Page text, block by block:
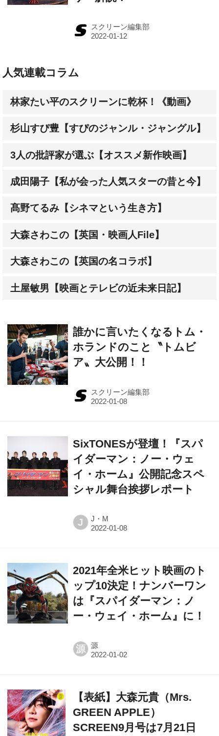
スクリーン編集部
人気連載コラム
林家たい平のスクリーンに乾杯！《動画》
杉山すぴ豊【すぴのジャンル・ジャングル】
3人の批評家が選ぶ【オススメ新作映画】
成田陽子【私が会った人気スターの昔と今】
髙野てるみ【シネマという生き方】
大森さわこの【英国・映画人File】
大森さわこの【英国の名コラボ】
土屋敏男【映画とテレビの近未来日記】
誰かに言いたくなるトム・
ホランドのこと〝トムビ
ア〟大公開！！
スクリーン編集部
SixTONESが登壇！『スパ
イダーマン：ノー・ウェ
イ・ホーム』公開記念スペ
シャル舞台挨拶レポート
J J・M
2021年全米ヒット映画のト
ップ10決定！ナンバーワン
は『スパイダーマン：ノ
ー・ウェイ・ホーム』に！
源 源
【表紙】大森元貴（Mrs.
GREEN APPLE）
SCREEN9月号は7月21日